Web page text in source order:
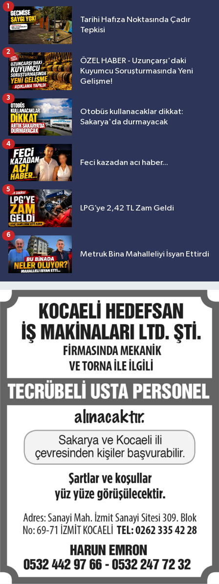
Tarihi Hafıza Noktasında Çadır
Tepkisi
1
ÖZEL HABER - Uzunçarşı'daki
Kuyumcu Soruşturmasında Yeni
Gelişme!
2
Otobüs kullanacaklar dikkat:
Sakarya'da durmayacak
3
Feci kazadan acı haber...
4
LPG’ye 2,42 TL Zam Geldi
5
Metruk Bina Mahalleliyi İsyan Ettirdi
6